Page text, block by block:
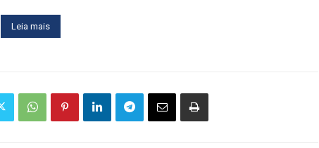
Leia mais